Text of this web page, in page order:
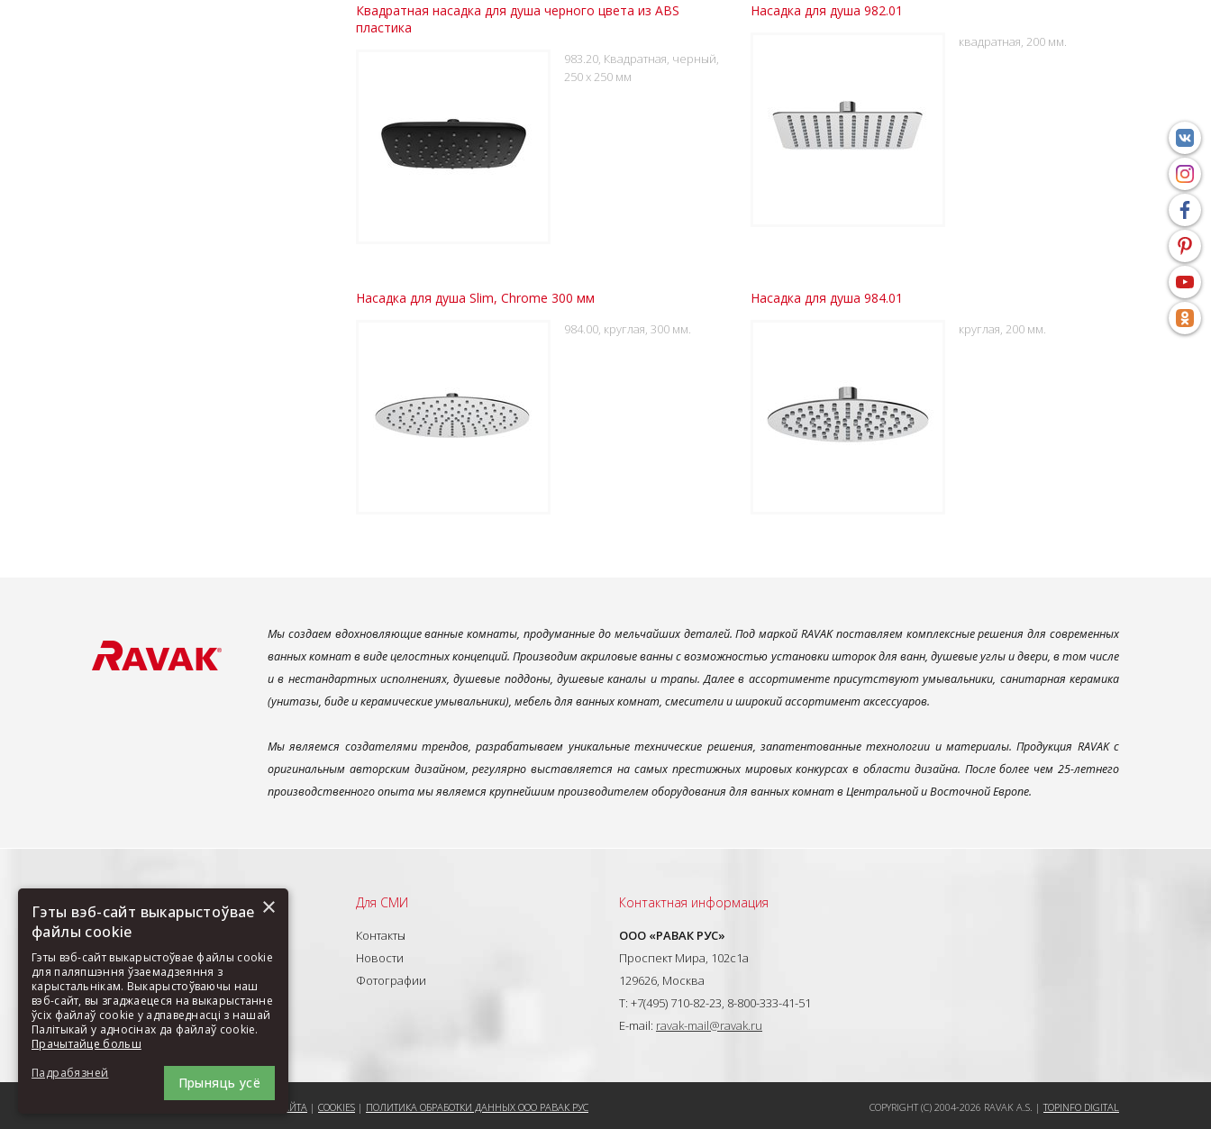
Квадратная насадка для душа черного цвета из ABS
пластика
983.20, Квадратная, черный,
250 x 250 мм
Насадка для душа 982.01
квадратная, 200 мм.
Насадка для душа Slim, Chrome 300 мм
984.00, круглая, 300 мм.
Насадка для душа 984.01
круглая, 200 мм.
Мы создаем вдохновляющие ванные комнаты, продуманные до мельчайших деталей. Под маркой RAVAK поставляем комплексные решения для современных
ванных комнат в виде целостных концепций. Производим акриловые ванны с возможностью установки шторок для ванн, душевые углы и двери, в том числе
и в нестандартных исполнениях, душевые поддоны, душевые каналы и трапы. Далее в ассортименте присутствуют умывальники, санитарная керамика
(унитазы, биде и керамические умывальники), мебель для ванных комнат, смесители и широкий ассортимент аксессуаров.
Мы являемся создателями трендов, разрабатываем уникальные технические решения, запатентованные технологии и материалы. Продукция RAVAK с
оригинальным авторским дизайном, регулярно выставляется на самых престижных мировых конкурсах в области дизайна. После более чем 25-летнего
производственного опыта мы являемся крупнейшим производителем оборудования для ванных комнат в Центральной и Восточной Европе.
Рекомендуем
О нас
Продукты
Новинки
Изделия под заказ
Для СМИ
Контакты
Новости
Фотографии
Контактная информация
ООО «РАВАК РУС»
Проспект Мира, 102с1а
129626, Москва
T: +7(495) 710-82-23, 8-800-333-41-51
E-mail: ravak-mail@ravak.ru
КАРТА САЙТА | COOKIES | ПОЛИТИКА ОБРАБОТКИ ДАННЫХ ООО РАВАК РУС COPYRIGHT (C) 2004-2026 RAVAK A.S. |TOPINFO DIGITAL
×
Гэты вэб-сайт выкарыстоўвае
файлы cookie
Гэты вэб-сайт выкарыстоўвае файлы cookie
для паляпшэння ўзаемадзеяння з
карыстальнікам. Выкарыстоўваючы наш
вэб-сайт, вы згаджаецеся на выкарыстанне
ўсіх файлаў cookie у адпаведнасці з нашай
Палітыкай у адносінах да файлаў cookie.
Прачытайце больш
Прыняць усё
Падрабязней